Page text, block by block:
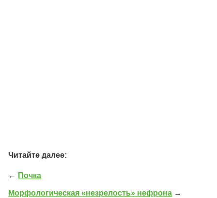
Читайте далее:
← Почка
Морфологическая «незрелость» нефрона →